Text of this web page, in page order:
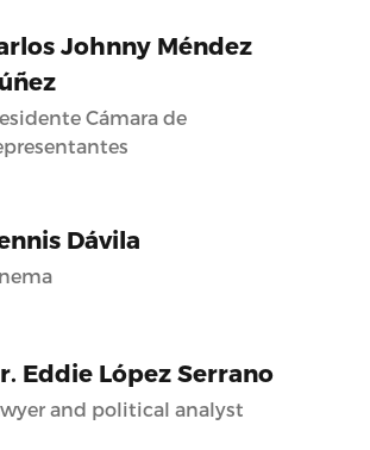
Johnny Méndez
Cámara de
Dávila
Eddie López Serrano
and political analyst